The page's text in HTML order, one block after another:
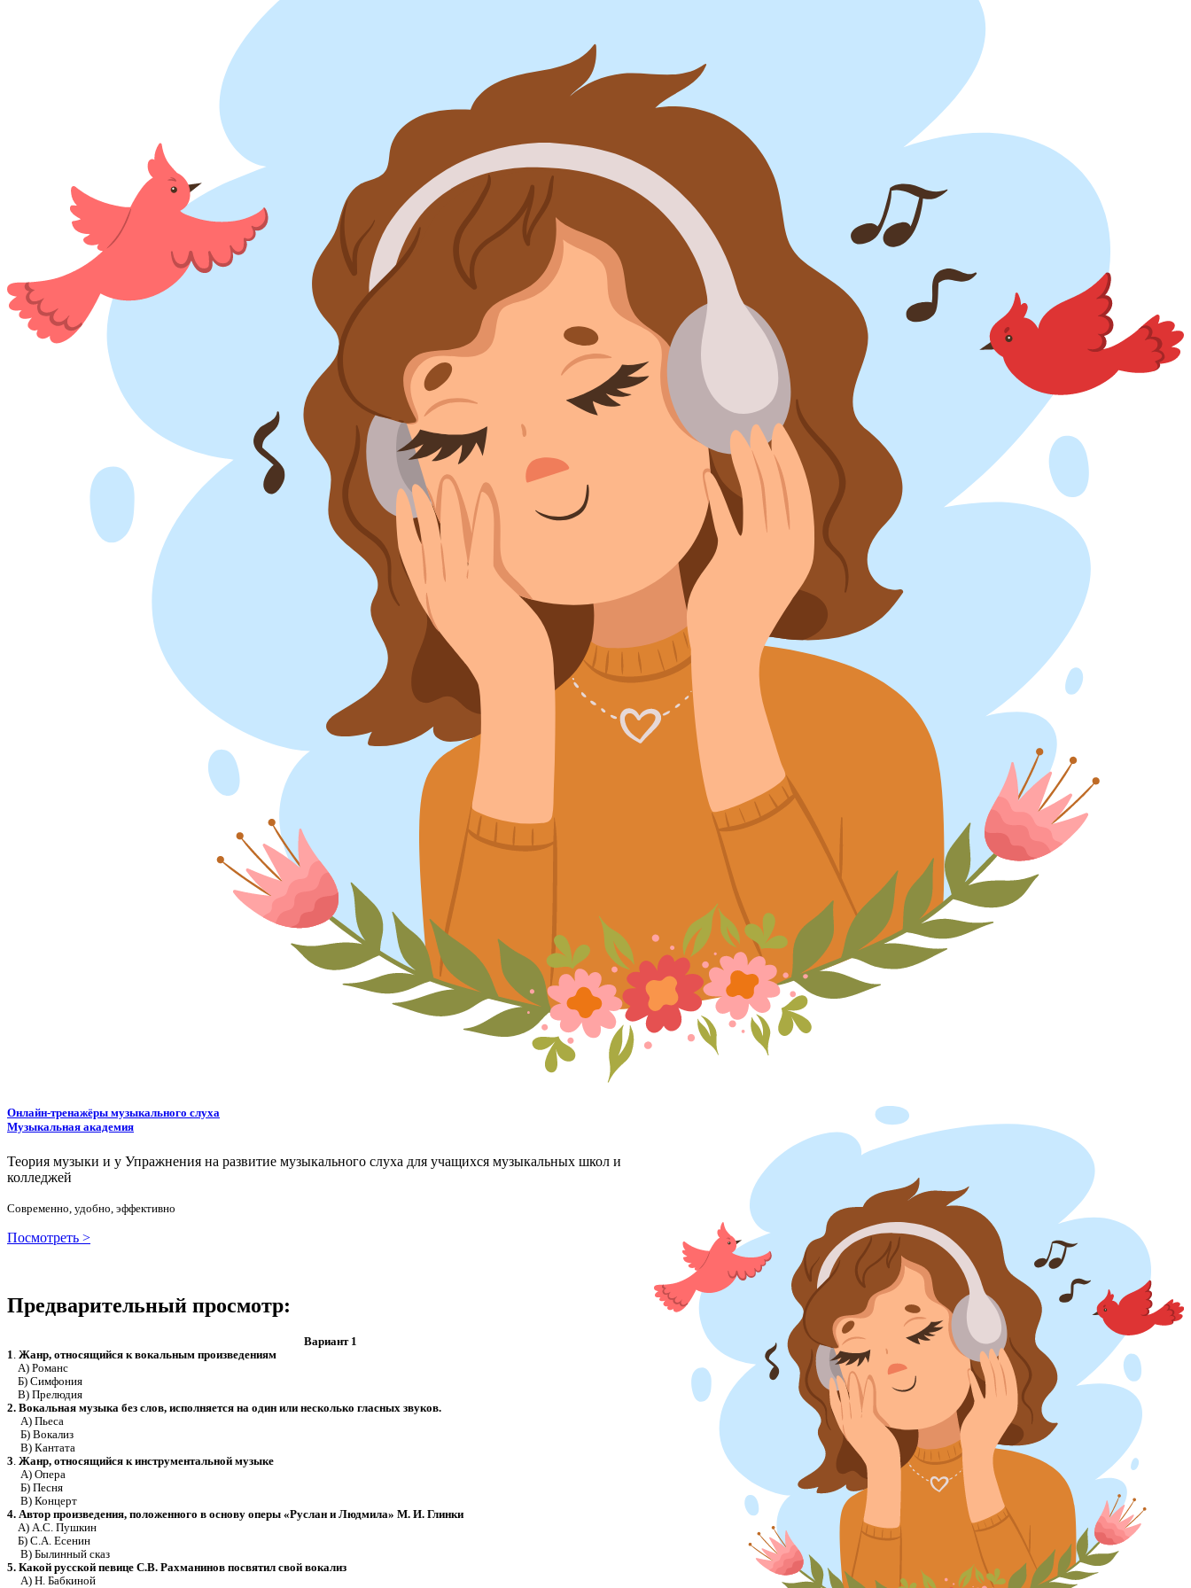
Онлайн-тренажёры музыкального слуха
Музыкальная академия
Теория музыки и у Упражнения на развитие музыкального слуха для учащихся музыкальных школ и
колледжей
Современно, удобно, эффективно
Посмотреть >
Предварительный просмотр:
Вариант 1
1 Жанр, относящийся к вокальным произведениям
А) Романс
Б) Симфония
В) Прелюдия
2. Вокальная музыка без слов, исполняется на один или несколько гласных звуков.
А) Пьеса
Б) Вокализ
В) Кантата
3 Жанр, относящийся к инструментальной музыке
А) Опера
Б) Песня
В) Концерт
4. Автор произведения, положенного в основу оперы «Руслан и Людмила» М. И. Глинки
А) А.С. Пушкин
Б) С.А. Есенин
В) Былинный сказ
5. Какой русской певице С.В. Рахманинов посвятил свой вокализ
А) Н. Бабкиной